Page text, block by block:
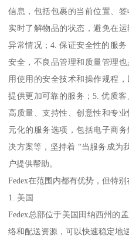
信息，包括包裹的当前位置、
实时了解物品的状态，避免在
异常情况；4. 保证安全性的服
安全，不良品管理和质量管理
用使用的安全技术和操作规程
提供更加可靠的服务；5. 优质
高质量、支持性、创意性和专
元化的服务选项，包括电子商
决方案等，坚持着 “当服务成为
户提供帮助。
Fedex在范围内都有优势，但特别
1. 美国
Fedex总部位于美国田纳西州的
络和配送资源，可以快速稳定地